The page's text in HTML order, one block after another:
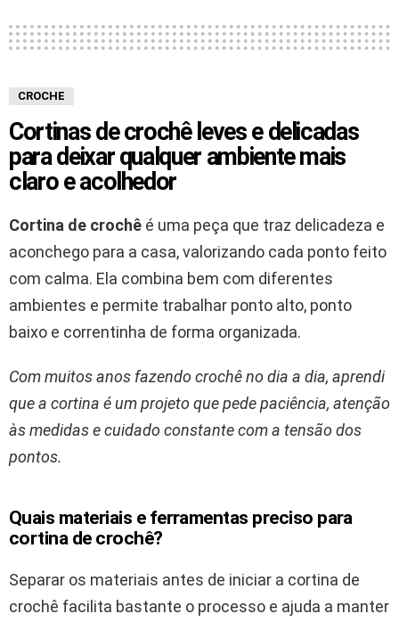
CROCHE
Cortinas de crochê leves e delicadas
para deixar qualquer ambiente mais
claro e acolhedor
Cortina de crochê é uma peça que traz delicadeza e
aconchego para a casa, valorizando cada ponto feito
com calma. Ela combina bem com diferentes
ambientes e permite trabalhar ponto alto, ponto
baixo e correntinha de forma organizada.
Com muitos anos fazendo crochê no dia a dia, aprendi
que a cortina é um projeto que pede paciência, atenção
às medidas e cuidado constante com a tensão dos
pontos.
Quais materiais e ferramentas preciso para
cortina de crochê?
Separar os materiais antes de iniciar a cortina de
crochê facilita bastante o processo e ajuda a manter